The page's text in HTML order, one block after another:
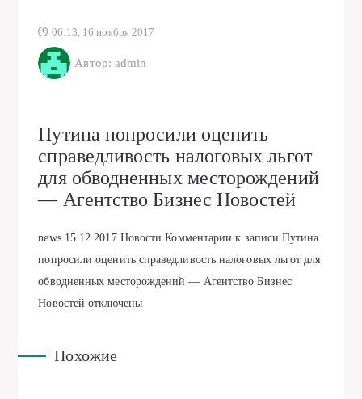
06:13, 16 ноября 2017
Автор: admin
Путина попросили оценить
справедливость налоговых льгот
для обводненных месторождений
— Агентство Бизнес Новостей
news 15.12.2017 Новости Комментариик записи Путина
попросили оценить справедливость налоговых льгот для
обводненных месторождений — Агентство Бизнес
Новостей отключены
Похожие